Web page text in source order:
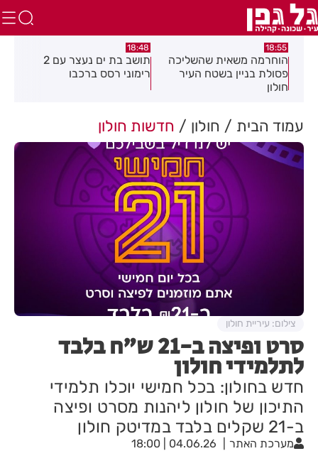
18:55
הוחרמה משאית שהשליכה
פסולת בניין בשטח העיר
חולון
18:48
תושב בת ים נעצר עם 2
רימוני רסס ברכבו
עמוד הבית חולון חדשות חולון
סרט ופיצה ב-21 ש"ח בלבד
לתלמידי חולון
חדש בחולון: בכל חמישי יוכלו תלמידי
התיכון של חולון ליהנות מסרט ופיצה
ב-21 שקלים בלבד במדיטק חולון
מערכת האתר 04.06.26 | 18:00
צילום: עיריית חולון